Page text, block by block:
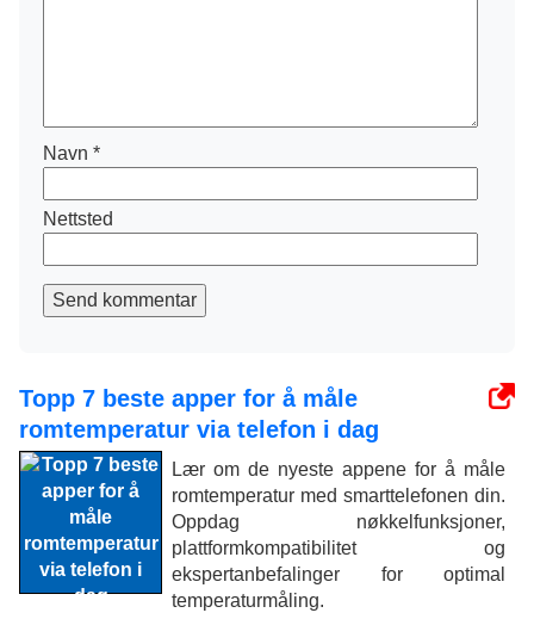
Navn *
Nettsted
Send kommentar
Topp 7 beste apper for å måle
romtemperatur via telefon i dag
Lær om de nyeste appene for å måle
romtemperatur med smarttelefonen din.
Oppdag nøkkelfunksjoner,
plattformkompatibilitet og
ekspertanbefalinger for optimal
temperaturmåling.